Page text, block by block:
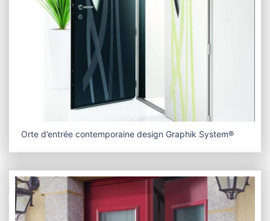
Orte d’entrée contemporaine design Graphik System®